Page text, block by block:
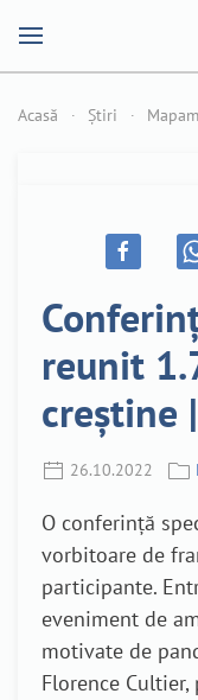
Acasă Știri
reunit
creștine
26.10.2022
O conferință
vorbitoare de
participante.
eveniment de
motivate de
Florence